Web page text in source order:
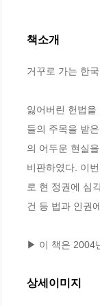
책소개
거꾸로 가는 한
잃어버린 헌법
들의 주목을 받
의 어두운 현실
비판하였다. 이
로 현 정권에 심
건 등 법과 인권
▶ 이 책은 2004
상세이미지